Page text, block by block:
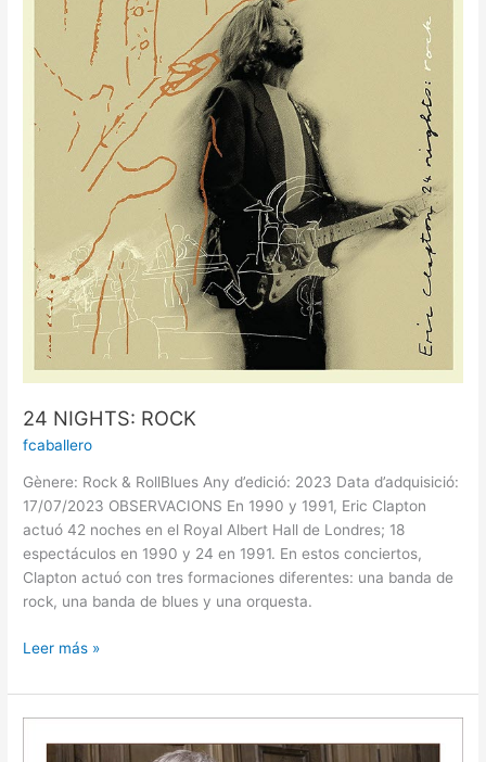
24 NIGHTS: ROCK
fcaballero
Gènere: Rock & RollBlues Any d’edició: 2023 Data d’adquisició:
17/07/2023 OBSERVACIONS En 1990 y 1991, Eric Clapton
actuó 42 noches en el Royal Albert Hall de Londres; 18
espectáculos en 1990 y 24 en 1991. En estos conciertos,
Clapton actuó con tres formaciones diferentes: una banda de
rock, una banda de blues y una orquesta.
Leer más »